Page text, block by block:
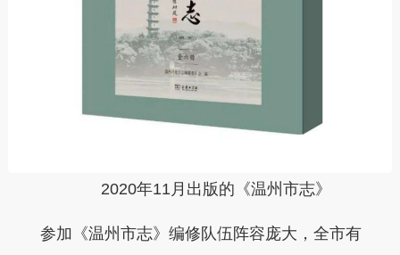
2020年11月 出版的 《温州市志》
参加《温州市志》编修队伍阵容庞大，全市有